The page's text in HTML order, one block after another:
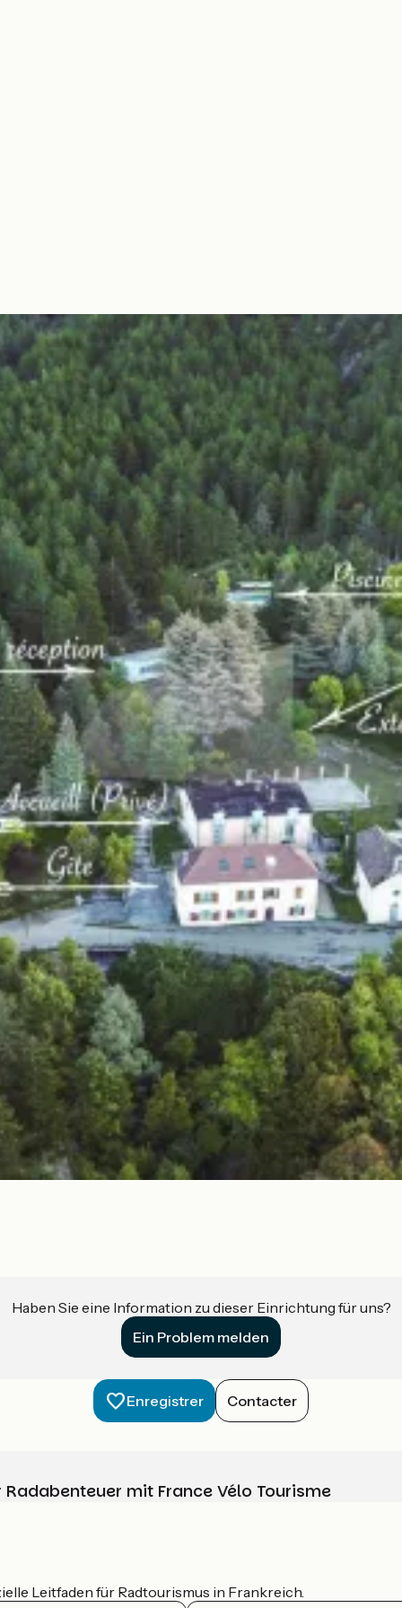
Haben Sie eine Information zu dieser Einrichtung für uns?
Ein Problem melden
Enregistrer Contacter
mit France Vélo Tourisme
Leitfaden für Radtourismus in Frankreich.